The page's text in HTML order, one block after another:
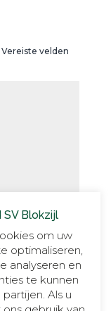
Vereiste velden
Blokzijl
om uw
optimaliseren,
analyseren en
te kunnen
Als u